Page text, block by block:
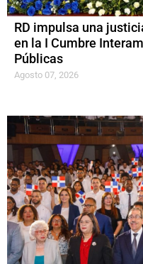
RD impulsa una
en la I Cumbre
Públicas
Agosto 07, 2026